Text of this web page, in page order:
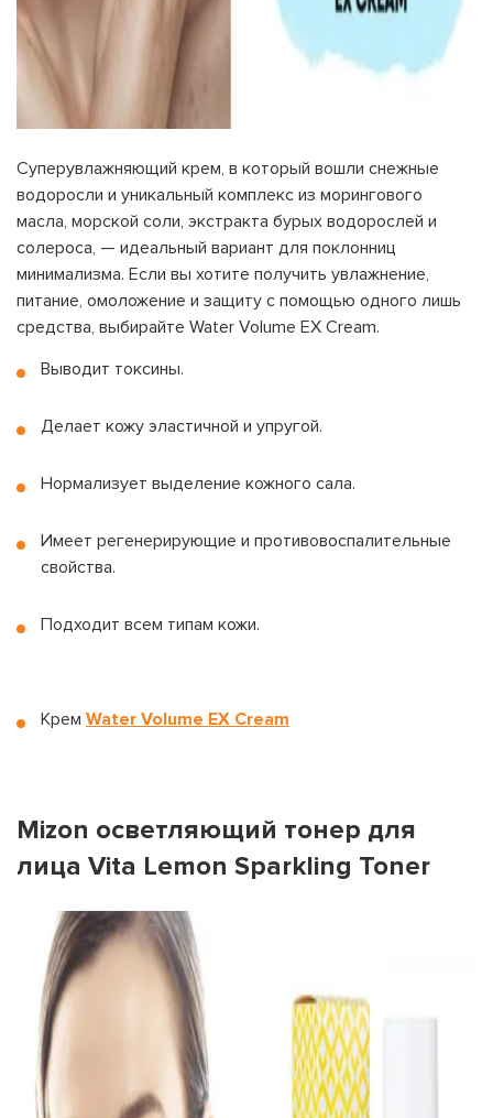
Суперувлажняющий крем, в который вошли снежные
водоросли и уникальный комплекс из морингового
масла, морской соли, экстракта бурых водорослей и
солероса, — идеальный вариант для поклонниц
минимализма. Если вы хотите получить увлажнение,
питание, омоложение и защиту с помощью одного лишь
средства, выбирайте Water Volume EX Cream.
Выводит токсины.
Делает кожу эластичной и упругой.
Нормализует выделение кожного сала.
Имеет регенерирующие и противовоспалительные
свойства.
Подходит всем типам кожи.
Крем Water Volume EX Cream
Mizon осветляющий тонер для
лица Vita Lemon Sparkling Toner